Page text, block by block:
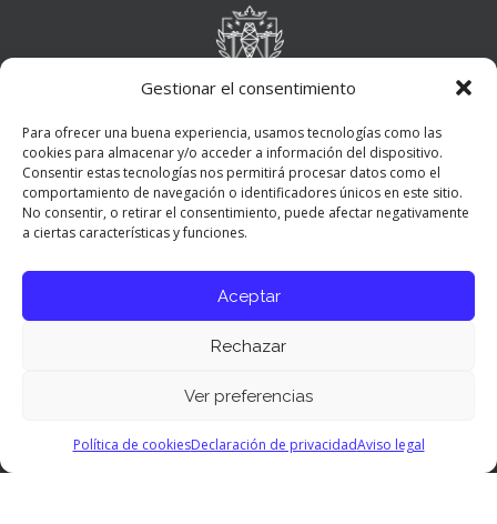
Gestionar el consentimiento
Para ofrecer una buena experiencia, usamos tecnologías como las
cookies para almacenar y/o acceder a información del dispositivo.
Consentir estas tecnologías nos permitirá procesar datos como el
comportamiento de navegación o identificadores únicos en este sitio.
No consentir, o retirar el consentimiento, puede afectar negativamente
a ciertas características y funciones.
Aceptar
Rechazar
Ver preferencias
Política de cookiesDeclaración de privacidadAviso legal
Panel de preferencias cookies